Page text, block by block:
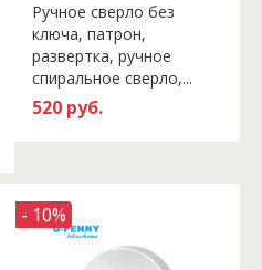
Ручное сверло без
ключа, патрон,
развертка, ручное
спиральное сверло,...
520 руб.
- 10%